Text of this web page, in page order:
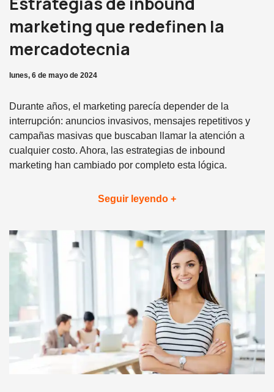
marketing que redefinen la
mercadotecnia
lunes, 6 de mayo de 2024
Durante años, el marketing parecía depender de la
interrupción: anuncios invasivos, mensajes repetitivos y
campañas masivas que buscaban llamar la atención a
cualquier costo. Ahora, las estrategias de inbound
marketing han cambiado por completo esta lógica.
Seguir leyendo +